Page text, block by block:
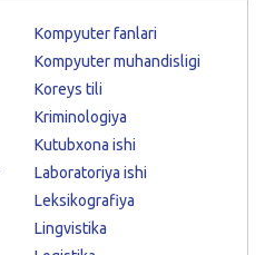
Kompyuter fanlari
Kompyuter muhandisligi
Koreys tili
Kriminologiya
Kutubxona ishi
Laboratoriya ishi
Leksikografiya
Lingvistika